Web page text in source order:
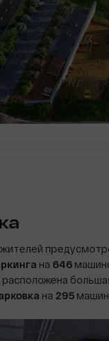
на 646
расположена
на 295